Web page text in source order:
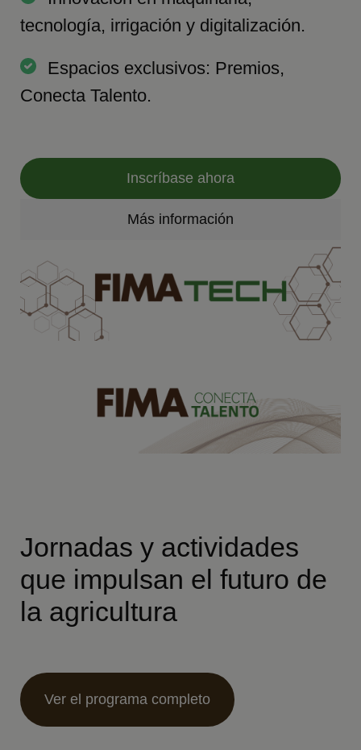
tecnología, irrigación y digitalización.
Espacios exclusivos: Premios,
Conecta Talento.
Inscríbase ahora
Más información
Jornadas y actividades
que impulsan el futuro de
la agricultura
Ver el programa completo